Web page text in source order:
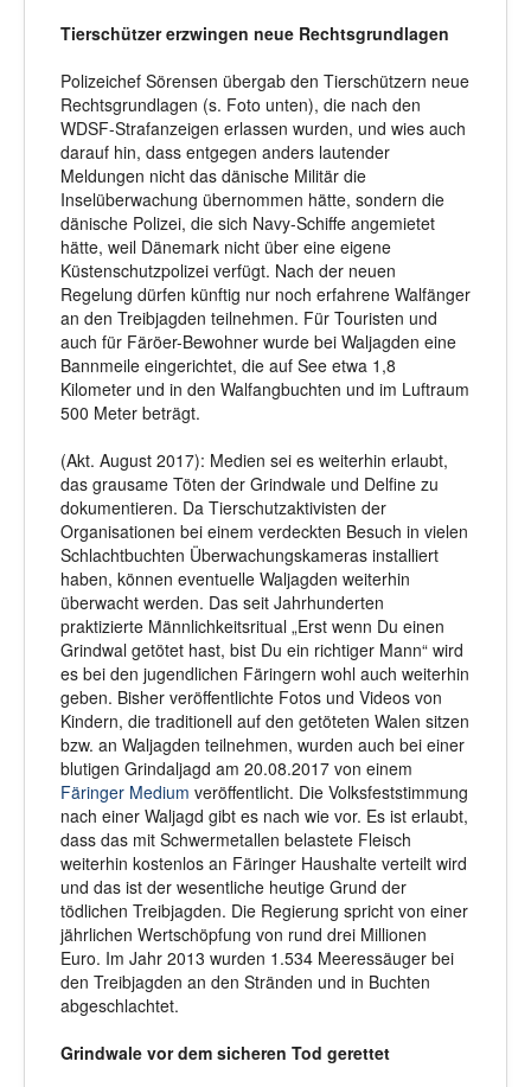
Tierschützer erzwingen neue Rechtsgrundlagen
Polizeichef Sörensen übergab den Tierschützern neue
Rechtsgrundlagen (s. Foto unten), die nach den
WDSF-Strafanzeigen erlassen wurden, und wies auch
darauf hin, dass entgegen anders lautender
Meldungen nicht das dänische Militär die
Inselüberwachung übernommen hätte, sondern die
dänische Polizei, die sich Navy-Schiffe angemietet
hätte, weil Dänemark nicht über eine eigene
Küstenschutzpolizei verfügt. Nach der neuen
Regelung dürfen künftig nur noch erfahrene Walfänger
an den Treibjagden teilnehmen. Für Touristen und
auch für Färöer-Bewohner wurde bei Waljagden eine
Bannmeile eingerichtet, die auf See etwa 1,8
Kilometer und in den Walfangbuchten und im Luftraum
500 Meter beträgt.
(Akt. August 2017): Medien sei es weiterhin erlaubt,
das grausame Töten der Grindwale und Delfine zu
dokumentieren. Da Tierschutzaktivisten der
Organisationen bei einem verdeckten Besuch in vielen
Schlachtbuchten Überwachungskameras installiert
haben, können eventuelle Waljagden weiterhin
überwacht werden. Das seit Jahrhunderten
praktizierte Männlichkeitsritual „Erst wenn Du einen
Grindwal getötet hast, bist Du ein richtiger Mann“ wird
es bei den jugendlichen Färingern wohl auch weiterhin
geben. Bisher veröffentlichte Fotos und Videos von
Kindern, die traditionell auf den getöteten Walen sitzen
bzw. an Waljagden teilnehmen, wurden auch bei einer
blutigen Grindaljagd am 20.08.2017 von einem
Färinger Medium veröffentlicht. Die Volksfeststimmung
nach einer Waljagd gibt es nach wie vor. Es ist erlaubt,
dass das mit Schwermetallen belastete Fleisch
weiterhin kostenlos an Färinger Haushalte verteilt wird
und das ist der wesentliche heutige Grund der
tödlichen Treibjagden. Die Regierung spricht von einer
jährlichen Wertschöpfung von rund drei Millionen
Euro. Im Jahr 2013 wurden 1.534 Meeressäuger bei
den Treibjagden an den Stränden und in Buchten
abgeschlachtet.
Grindwale vor dem sicheren Tod gerettet